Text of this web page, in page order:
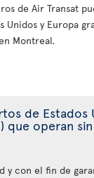
de Air Transat
Unidos y Europa
Montreal.
de Estados
que operan
y con el fin de